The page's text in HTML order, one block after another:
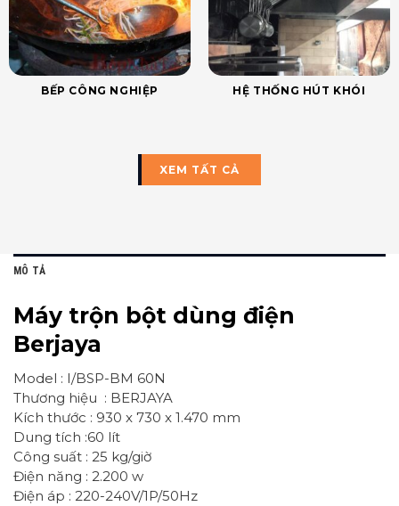
BẾP CÔNG NGHIỆP HỆ THỐNG HÚT KHÓI
XEM TẤT CẢ
MÔ TẢ
Máy trộn bột dùng điện
Berjaya
Model : I/BSP-BM 60N
Thương hiệu : BERJAYA
Kích thước : 930 x 730 x 1.470 mm
Dung tích :60 lít
Công suất : 25 kg/giờ
Điện năng : 2.200 w
Điện áp : 220-240V/1P/50Hz